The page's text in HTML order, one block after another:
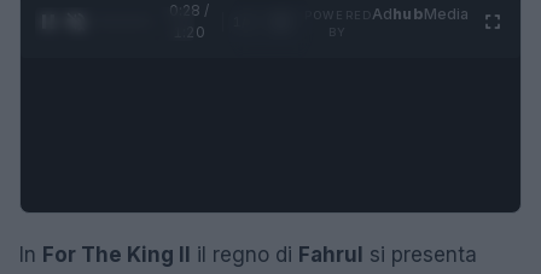
0:29 /
1:20
AdhubMedia
In For The King II il regno di Fahrul si presenta